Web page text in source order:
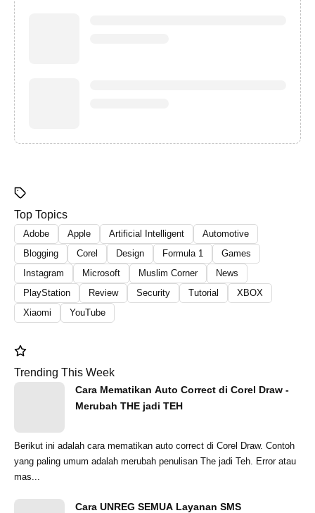
Top Topics
Adobe Apple Artificial Intelligent
Automotive
Blogging
Corel Design Formula 1
Games
Instagram
Microsoft Muslim Corner
News
PlayStation
Review Security Tutorial
XBOX
Xiaomi
YouTube
Trending This Week
Cara Mematikan Auto Correct di Corel Draw -
Merubah THE jadi TEH
Berikut ini adalah cara mematikan auto correct di Corel Draw. Contoh
yang paling umum adalah merubah penulisan The jadi Teh. Error atau
mas...
Cara UNREG SEMUA Layanan SMS